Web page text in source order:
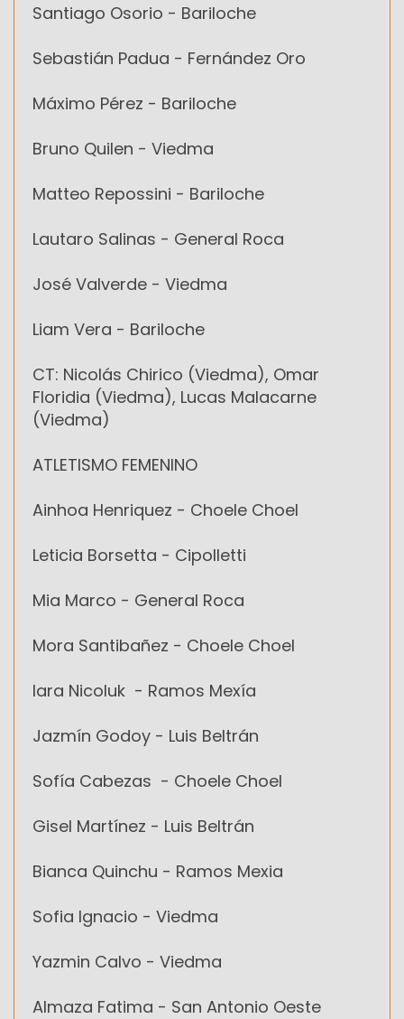
Santiago Osorio - Bariloche
Sebastián Padua - Fernández Oro
Máximo Pérez - Bariloche
Bruno Quilen - Viedma
Matteo Repossini - Bariloche
Lautaro Salinas - General Roca
José Valverde - Viedma
Liam Vera - Bariloche
CT: Nicolás Chirico (Viedma), Omar
Floridia (Viedma), Lucas Malacarne
(Viedma)
ATLETISMO FEMENINO
Ainhoa Henriquez - Choele Choel
Leticia Borsetta - Cipolletti
Mia Marco - General Roca
Mora Santibañez - Choele Choel
Iara Nicoluk - Ramos Mexía
Jazmín Godoy - Luis Beltrán
Sofía Cabezas - Choele Choel
Gisel Martínez - Luis Beltrán
Bianca Quinchu - Ramos Mexia
Sofia Ignacio - Viedma
Yazmin Calvo - Viedma
Almaza Fatima - San Antonio Oeste